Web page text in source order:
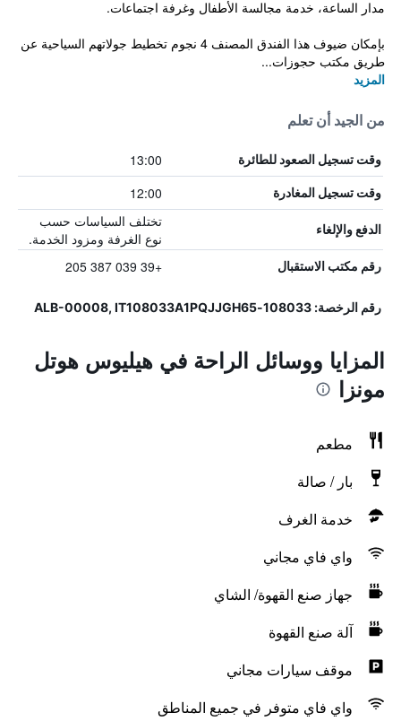
مدار الساعة، خدمة مجالسة الأطفال وغرفة اجتماعات.
بإمكان ضيوف هذا الفندق المصنف 4 نجوم تخطيط جولاتهم السياحية عن
طريق مكتب حجوزات...
المزيد
من الجيد أن تعلم
وقت تسجيل الصعود للطائرة 13:00
وقت تسجيل المغادرة 12:00
الدفع والإلغاء
تختلف السياسات حسب
نوع الغرفة ومزود الخدمة.
رقم مكتب الاستقبال +39 039 387 205
رقم الرخصة: 108033-ALB-00008, IT108033A1PQJJGH65
المزايا ووسائل الراحة في هيليوس هوتل
مونزا
مطعم
بار / صالة
خدمة الغرف
واي فاي مجاني
جهاز صنع القهوة/ الشاي
آلة صنع القهوة
موقف سيارات مجاني
واي فاي متوفر في جميع المناطق